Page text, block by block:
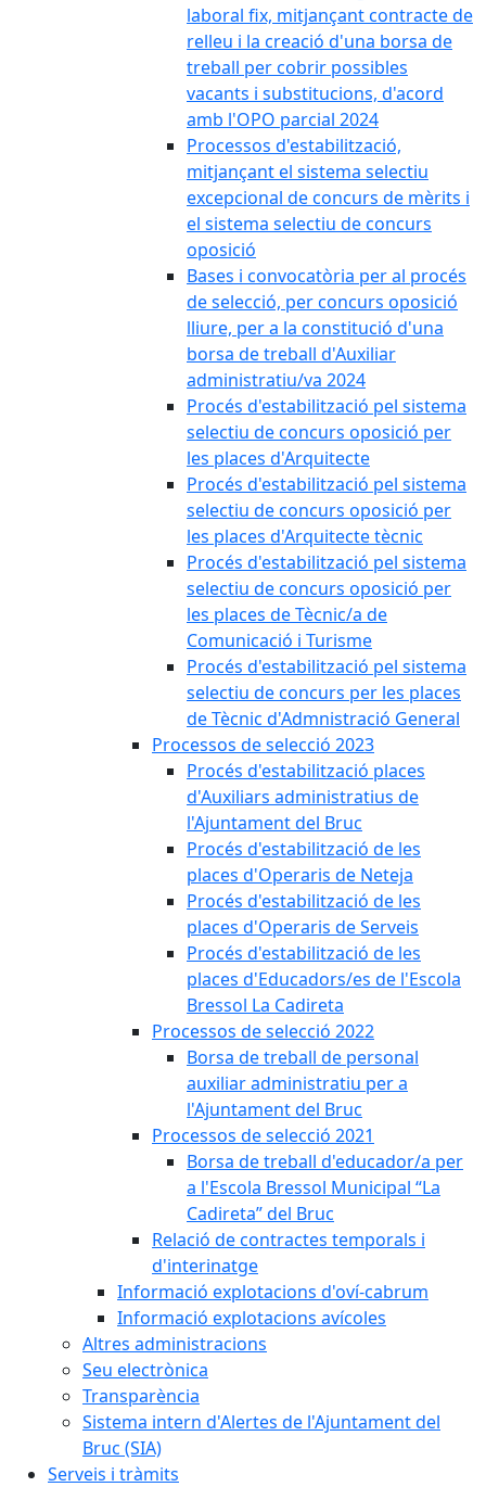
laboral fix, mitjançant contracte de
relleu i la creació d'una borsa de
treball per cobrir possibles
vacants i substitucions, d'acord
amb l'OPO parcial 2024
Processos d'estabilització,
mitjançant el sistema selectiu
excepcional de concurs de mèrits i
el sistema selectiu de concurs
oposició
Bases i convocatòria per al procés
de selecció, per concurs oposició
lliure, per a la constitució d'una
borsa de treball d'Auxiliar
administratiu/va 2024
Procés d'estabilització pel sistema
selectiu de concurs oposició per
les places d'Arquitecte
Procés d'estabilització pel sistema
selectiu de concurs oposició per
les places d'Arquitecte tècnic
Procés d'estabilització pel sistema
selectiu de concurs oposició per
les places de Tècnic/a de
Comunicació i Turisme
Procés d'estabilització pel sistema
selectiu de concurs per les places
de Tècnic d'Admnistració General
Processos de selecció 2023
Procés d'estabilització places
d'Auxiliars administratius de
l'Ajuntament del Bruc
Procés d'estabilització de les
places d'Operaris de Neteja
Procés d'estabilització de les
places d'Operaris de Serveis
Procés d'estabilització de les
places d'Educadors/es de l'Escola
Bressol La Cadireta
Processos de selecció 2022
Borsa de treball de personal
auxiliar administratiu per a
l'Ajuntament del Bruc
Processos de selecció 2021
Borsa de treball d'educador/a per
a l'Escola Bressol Municipal “La
Cadireta” del Bruc
Relació de contractes temporals i
d'interinatge
Informació explotacions d'oví-cabrum
Informació explotacions avícoles
Altres administracions
Seu electrònica
Transparència
Sistema intern d'Alertes de l'Ajuntament del
Bruc (SIA)
Serveis i tràmits